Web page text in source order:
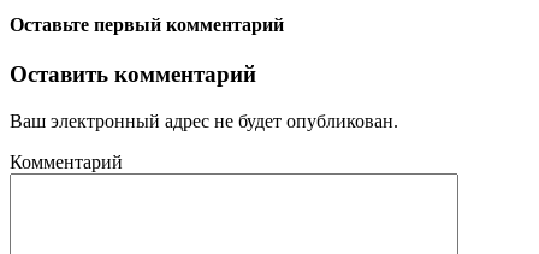
Оставьте первый комментарий
Оставить комментарий
Ваш электронный адрес не будет опубликован.
Комментарий